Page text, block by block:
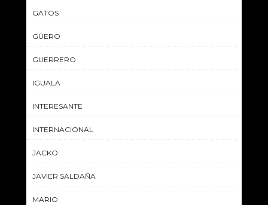
GATOS
GÜERO
GUERRERO
IGUALA
INTERESANTE
INTERNACIONAL
JACKO
JAVIER SALDAÑA
MARIO